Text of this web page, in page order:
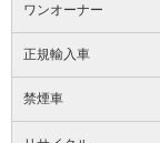
ワンオーナー
正規輸入車
禁煙車